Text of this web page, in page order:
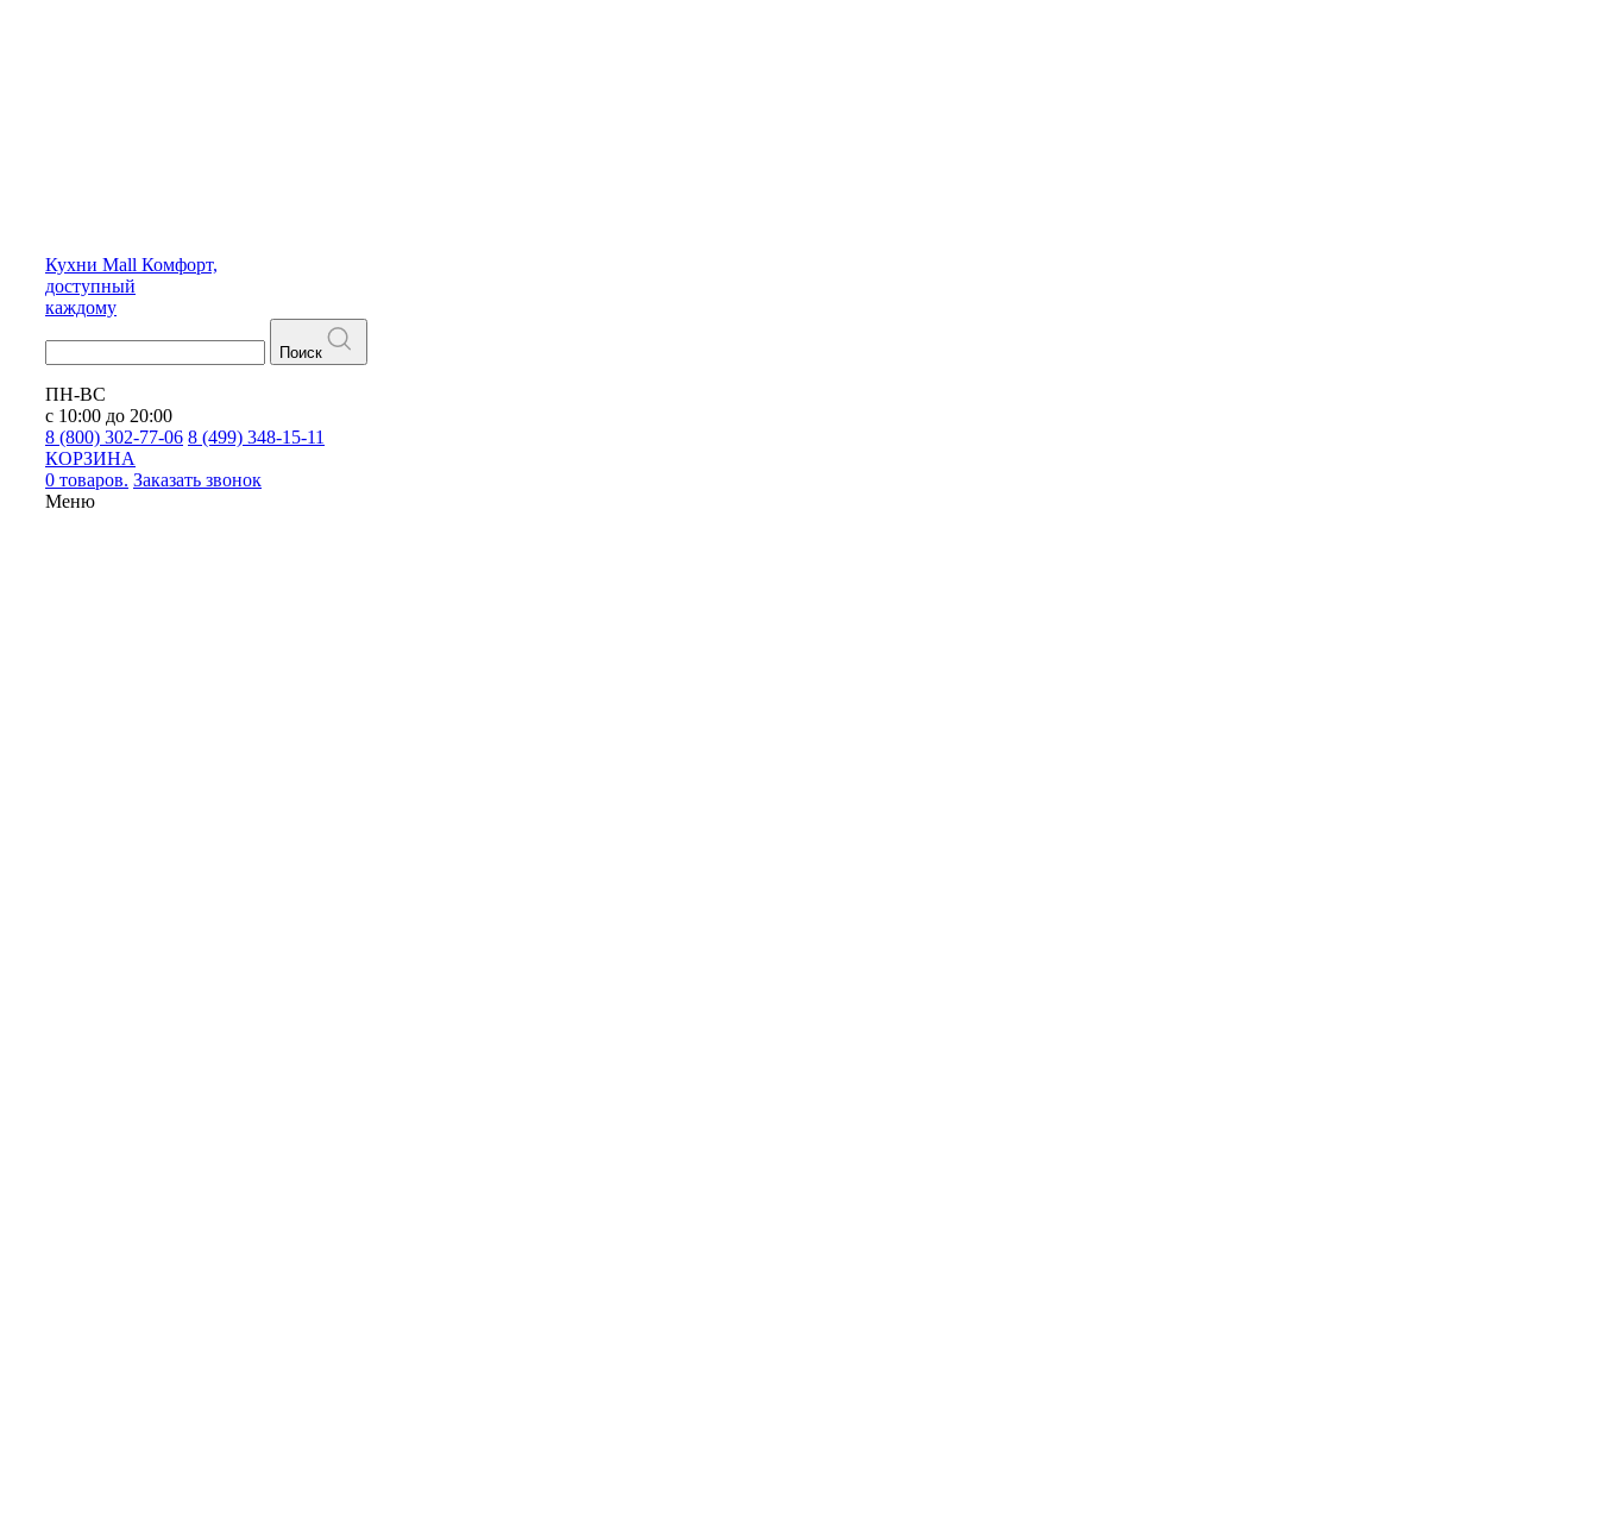
Кухни Mall Комфорт,
доступный
каждому
Поиск
ПН-ВС
с 10:00 до 20:00
8 (800) 302-77-06 8 (499) 348-15-11
КОРЗИНА
0 товаров. Заказать звонок
Меню